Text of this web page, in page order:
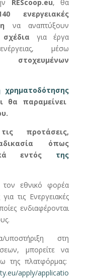
REScoop.eu, θα
ενεργειακές
να αναπτύξουν
για έργα
μέσω
στοχευμένων
θα παραμείνει
προτάσεις,
όπως
εντός της
τον εθνικό φορέα
τις Ενεργειακές
ενδιαφέρονται
στη
μπορείτε να
της πλατφόρμας:
apply/applicatio